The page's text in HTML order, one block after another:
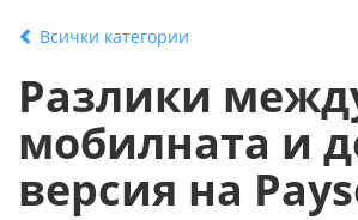
Всички категории
Разлики
мобилната и
версия на